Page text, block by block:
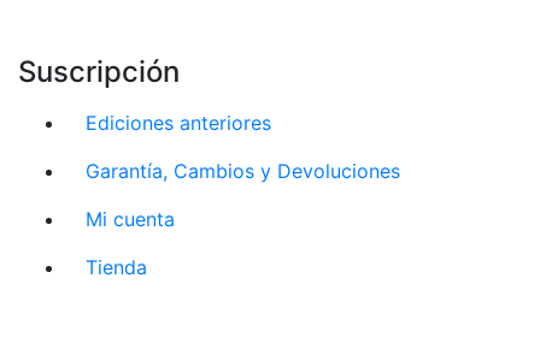
Suscripción
Ediciones anteriores
Garantía, Cambios y Devoluciones
Mi cuenta
Tienda